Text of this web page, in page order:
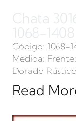
Chata
1068-1408
Código: 1068-
Medida:
Dorado Rústico
Read